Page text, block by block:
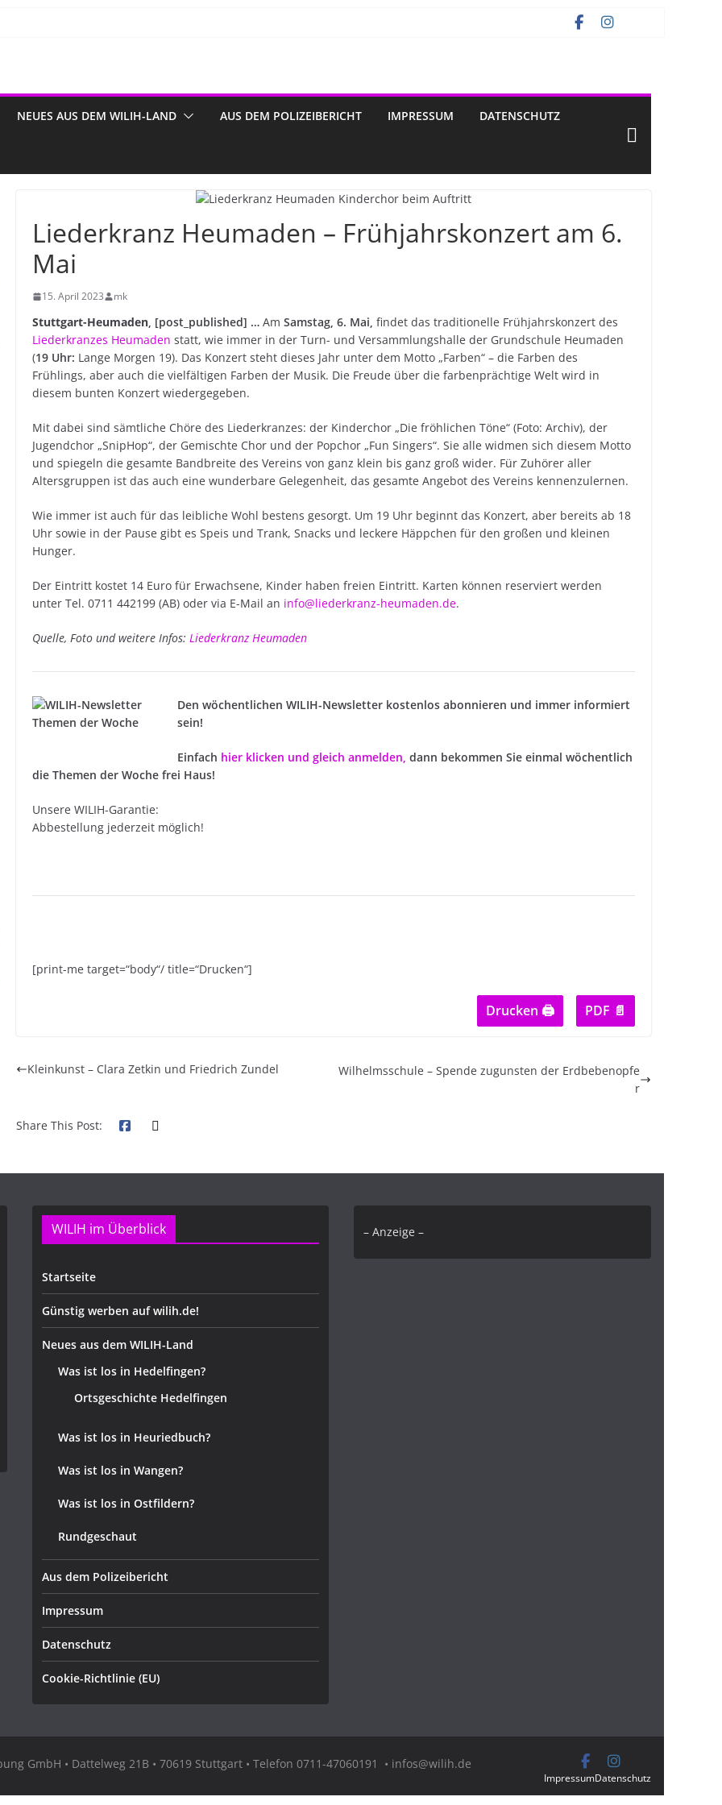
NEUES AUS DEM WILIH-LAND AUS DEM POLIZEIBERICHT IMPRESSUM DATENSCHUTZ
Liederkranz Heumaden – Frühjahrskonzert am 6.
Mai
15. April 2023 mk
Stuttgart-Heumaden, [post_published] … AmSamstag, 6. Mai, findet das traditionelle Frühjahrskonzert des
Liederkranzes Heumaden statt, wie immer in der Turn- und Versammlungshalle der Grundschule Heumaden
(19 Uhr: Lange Morgen 19). Das Konzert steht dieses Jahr unter dem Motto „Farben“ – die Farben des
Frühlings, aber auch die vielfältigen Farben der Musik. Die Freude über die farbenprächtige Welt wird in
diesem bunten Konzert wiedergegeben.
Mit dabei sind sämtliche Chöre des Liederkranzes: der Kinderchor „Die fröhlichen Töne“ (Foto: Archiv), der
Jugendchor „SnipHop“, der Gemischte Chor und der Popchor „Fun Singers“. Sie alle widmen sich diesem Motto
und spiegeln die gesamte Bandbreite des Vereins von ganz klein bis ganz groß wider. Für Zuhörer aller
Altersgruppen ist das auch eine wunderbare Gelegenheit, das gesamte Angebot des Vereins kennenzulernen.
Wie immer ist auch für das leibliche Wohl bestens gesorgt. Um 19 Uhr beginnt das Konzert, aber bereits ab 18
Uhr sowie in der Pause gibt es Speis und Trank, Snacks und leckere Häppchen für den großen und kleinen
Hunger.
Der Eintritt kostet 14 Euro für Erwachsene, Kinder haben freien Eintritt. Karten können reserviert werden
unter Tel. 0711 442199 (AB) oder via E-Mail an info@liederkranz-heumaden.de.
Quelle, Foto und weitere Infos:Liederkranz Heumaden
Den wöchentlichen WILIH-Newsletter kostenlos abonnieren und immer informiert
sein!
Einfach hier klicken und gleich anmelden, dann bekommen Sie einmal wöchentlich
die Themen der Woche frei Haus!
Unsere WILIH-Garantie:
Abbestellung jederzeit möglich!
[print-me target=“body“/ title=“Drucken“]
Drucken 🖨 PDF 📄
Kleinkunst – Clara Zetkin und Friedrich Zundel
Wilhelmsschule – Spende zugunsten der Erdbebenopfe
r
Share This Post:
WILIH im Überblick
Startseite
Günstig werben auf wilih.de!
Neues aus dem WILIH-Land
Was ist los in Hedelfingen?
Ortsgeschichte Hedelfingen
Was ist los in Heuriedbuch?
Was ist los in Wangen?
Was ist los in Ostfildern?
Rundgeschaut
Aus dem Polizeibericht
Impressum
Datenschutz
Cookie-Richtlinie (EU)
– Anzeige –
ImpressumDatenschutz
GmbH • Dattelweg 21B • 70619 Stuttgart • Telefon 0711-47060191 • infos@wilih.de